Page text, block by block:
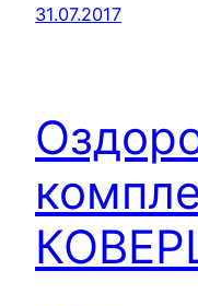
31.07.2017